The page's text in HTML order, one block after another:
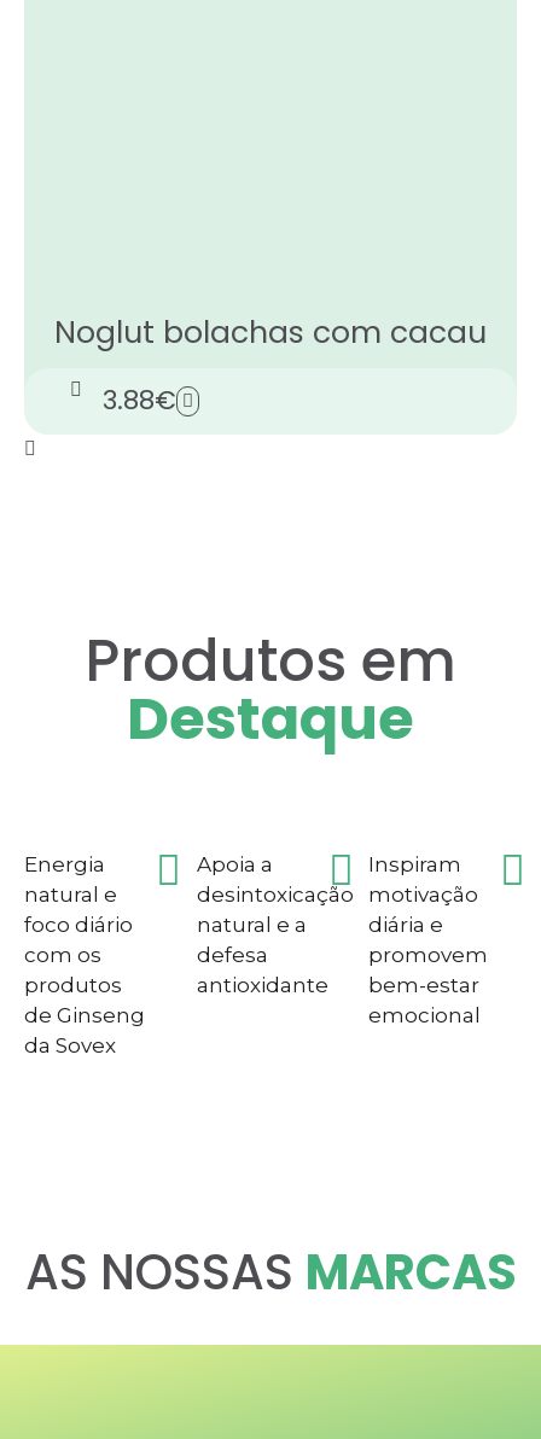
Noglut bolachas com cacau
3.88€
Produtos em
Destaque
Energia
natural e
foco diário
com os
produtos
de Ginseng
da Sovex
Apoia a
desintoxicação
natural e a
defesa
antioxidante
Inspiram
motivação
diária e
promovem
bem-estar
emocional
AS NOSSAS MARCAS